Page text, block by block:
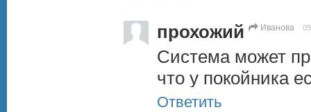
прохожий Иванова
Система может
что у покойника
Ответить